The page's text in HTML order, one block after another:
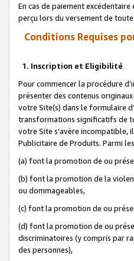
En cas de paiement
perçu lors du versement de
Conditions Requises
1. Inscription et Eligibilité
Pour commencer la procédure
présenter des contenus
votre Site(s) dans le formulaire
transformations significatifs de
votre Site s'avère incompatible,
Publicitaire de Produits. Parmi
(a) font la promotion de ou
(b) font la promotion de la
ou dommageables,
(c) font la promotion de ou
(d) font la promotion de ou
discriminatoires (y compris par
des personnes),